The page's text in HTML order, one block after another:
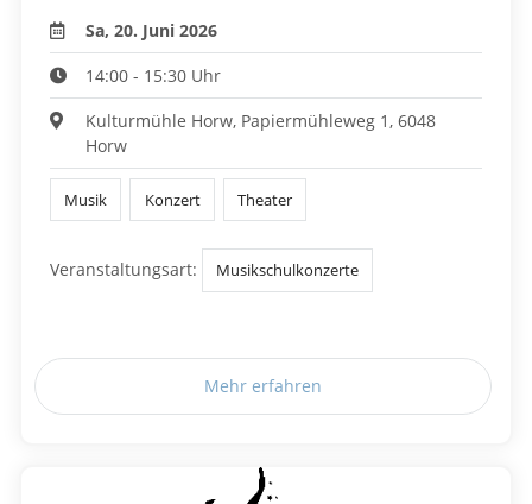
Sa, 20. Juni 2026
14:00 - 15:30 Uhr
Kulturmühle Horw, Papiermühleweg 1, 6048
Horw
Musik Konzert Theater
Veranstaltungsart: Musikschulkonzerte
Mehr erfahren